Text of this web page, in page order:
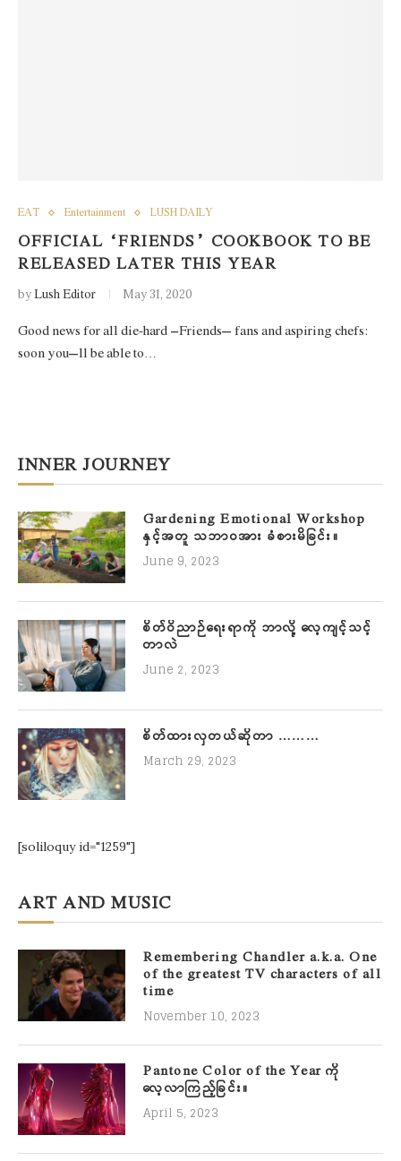
EAT Entertainment LUSH DAILY
OFFICIAL “FRIENDS” COOKBOOK TO BE
RELEASED LATER THIS YEAR
byLush Editor May 31, 2020
Good news for all die-hard ‘Friends’ fans and aspiring chefs:
soon you’ll be able to…
INNER JOURNEY
Gardening Emotional Workshop
နှင့်အတူ သဘာဝအား ခံစားမိခြင်း။
June 9, 2023
စိတ်ဝိညာဉ်ရေးရာကို ဘာလို့ လေ့ကျင့်သင့်
တာလဲ
June 2, 2023
စိတ်ထားလှတယ်ဆိုတာ ………
March 29, 2023
[soliloquy id="1259"]
ART AND MUSIC
Remembering Chandler a.k.a. One
of the greatest TV characters of all
time
November 10, 2023
Pantone Color of the Year ကို
လေ့လာကြည့်ခြင်း။
April 5, 2023